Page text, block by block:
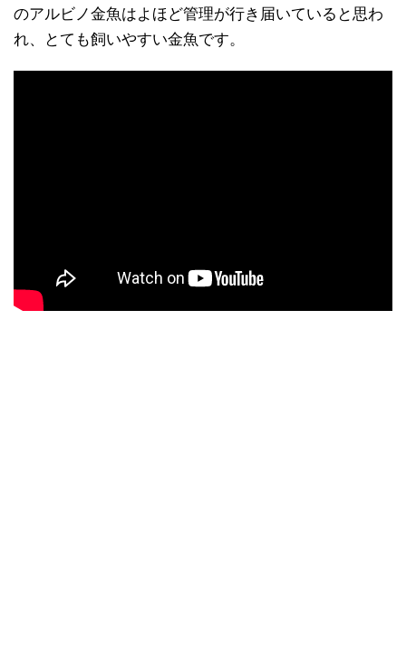
のアルビノ金魚はよほど管理が行き届いていると思わ
れ、とても飼いやすい金魚です。